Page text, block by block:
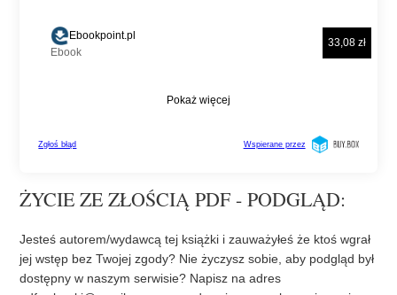
ŻYCIE ZE ZŁOŚCIĄ PDF - PODGLĄD:
Jesteś autorem/wydawcą tej książki i zauważyłeś że ktoś wgrał
jej wstęp bez Twojej zgody? Nie życzysz sobie, aby podgląd był
dostępny w naszym serwisie? Napisz na adres